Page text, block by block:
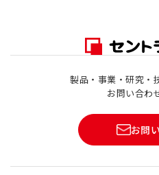
製品・事業・研究・
お問い合わ
お問